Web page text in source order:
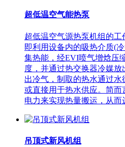
超低温空气能热泵
超低温空气源热泵机组的工
即利用设备内的吸热介质(
集热能，经EVI喷气增焓压
度，并通过热交换器冷媒
出冷气，制取的热水通过
或直接用于热水供应。简
电力来实现热量搬运，从而
吊顶式新风机组